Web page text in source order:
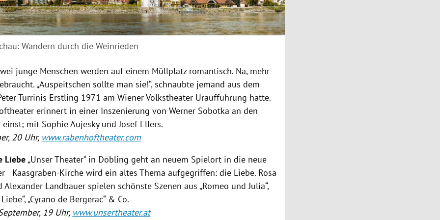
Wandern durch die Weinrieden
junge Menschen werden auf einem Müllplatz romantisch. Na, mehr
„Auspeitschen sollte man sie!“, schnaubte jemand aus dem
Turrinis Erstling 1971 am Wiener Volkstheater Uraufführung hatte.
erinnert in einer Inszenierung von Werner Sobotka an den
einst; mit Sophie Aujesky und Josef Ellers.
20 Uhr, www.rabenhoftheater.com
Liebe„Unser Theater“ in Döbling geht an neuem Spielort in die neue
Kaasgraben-Kirche wird ein altes Thema aufgegriffen: die Liebe. Rosa
Landbauer spielen schönste Szenen aus „Romeo und Julia“,
„Cyrano de Bergerac“ & Co.
19 Uhr, www.unsertheater.at